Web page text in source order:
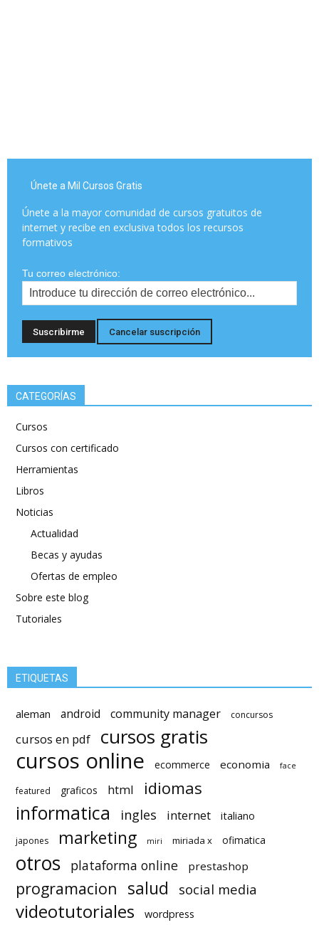
Únete a Mil Cursos Gratis
Únete a la mayor comunidad de cursos gratuitos de
internet y recibe en exclusiva todos los recursos
formativos
Tu correo electrónico:
CATEGORÍAS
Cursos
Cursos con certificado
Herramientas
Libros
Noticias
Actualidad
Becas y ayudas
Ofertas de empleo
Sobre este blog
Tutoriales
ETIQUETAS
aleman android community manager concursos
cursos en pdf cursos gratis
cursos online ecommerce economia face
featured graficos html idiomas
informatica ingles internet italiano
japones marketing miri miriada x ofimatica
otros plataforma online prestashop
programacion salud social media
videotutoriales wordpress